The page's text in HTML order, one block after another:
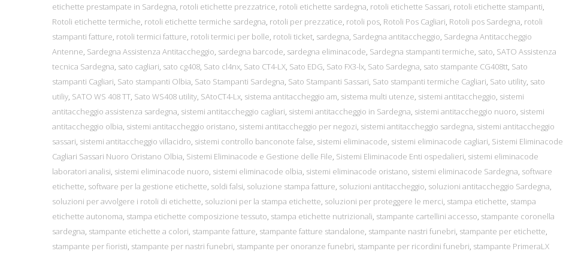
etichette prestampate in Sardegna, rotoli etichette prezzatrice, rotoli etichette sardegna, rotoli etichette Sassari, rotoli etichette stampanti,
Rotoli etichette termiche, rotoli etichette termiche sardegna, rotoli per prezzatice, rotoli pos, Rotoli Pos Cagliari, Rotoli pos Sardegna, rotoli
stampanti fatture, rotoli termici fatture, rotoli termici per bolle, rotoli ticket, sardegna, Sardegna antitaccheggio, Sardegna Antitaccheggio
Antenne, Sardegna Assistenza Antitaccheggio, sardegna barcode, sardegna eliminacode, Sardegna stampanti termiche, sato, SATO Assistenza
tecnica Sardegna, sato cagliari, sato cg408, Sato cl4nx, Sato CT4-LX, Sato EDG, Sato FX3-lx, Sato Sardegna, sato stampante CG408tt, Sato
stampanti Cagliari, Sato stampanti Olbia, Sato Stampanti Sardegna, Sato Stampanti Sassari, Sato stampanti termiche Cagliari, Sato utility, sato
utiliy, SATO WS 408 TT, Sato WS408 utility, SAtoCT4-Lx, sistema antitaccheggio am, sistema multi utenze, sistemi antitaccheggio, sistemi
antitaccheggio assistenza sardegna, sistemi antitaccheggio cagliari, sistemi antitaccheggio in Sardegna, sistemi antitaccheggio nuoro, sistemi
antitaccheggio olbia, sistemi antitaccheggio oristano, sistemi antitaccheggio per negozi, sistemi antitaccheggio sardegna, sistemi antitaccheggio
sassari, sistemi antitaccheggio villacidro, sistemi controllo banconote false, sistemi eliminacode, sistemi eliminacode cagliari, Sistemi Eliminacode
Cagliari Sassari Nuoro Oristano Olbia, Sistemi Eliminacode e Gestione delle File, Sistemi Eliminacode Enti ospedalieri, sistemi eliminacode
laboratori analisi, sistemi eliminacode nuoro, sistemi eliminacode olbia, sistemi eliminacode oristano, sistemi eliminacode Sardegna, software
etichette, software per la gestione etichette, soldi falsi, soluzione stampa fatture, soluzioni antitaccheggio, soluzioni antitaccheggio Sardegna,
soluzioni per avvolgere i rotoli di etichette, soluzioni per la stampa etichette, soluzioni per proteggere le merci, stampa etichette, stampa
etichette autonoma, stampa etichette composizione tessuto, stampa etichette nutrizionali, stampante cartellini accesso, stampante coronella
sardegna, stampante etichette a colori, stampante fatture, stampante fatture standalone, stampante nastri funebri, stampante per etichette,
stampante per fioristi, stampante per nastri funebri, stampante per onoranze funebri, stampante per ricordini funebri, stampante PrimeraLX